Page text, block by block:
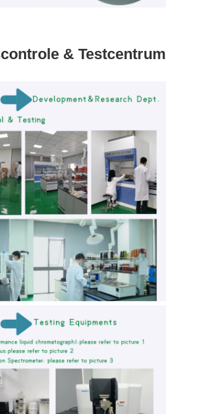
& Testcentrum